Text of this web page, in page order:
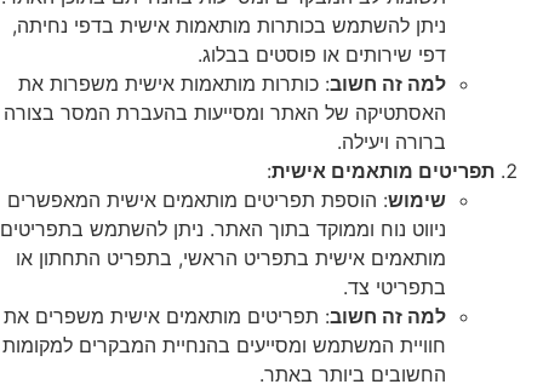
ניתן להשתמש בכותרות מותאמות אישית בדפי נחיתה,
דפי שירותים או פוסטים בבלוג.
למה זה חשוב: כותרות מותאמות אישית משפרות את
האסתטיקה של האתר ומסייעות בהעברת המסר בצורה
ברורה ויעילה.
תפריטים מותאמים אישית:
שימוש: הוספת תפריטים מותאמים אישית המאפשרים
ניווט נוח וממוקד בתוך האתר. ניתן להשתמש בתפריטים
מותאמים אישית בתפריט הראשי, בתפריט התחתון או
בתפריטי צד.
למה זה חשוב: תפריטים מותאמים אישית משפרים את
חוויית המשתמש ומסייעים בהנחיית המבקרים למקומות
החשובים ביותר באתר.